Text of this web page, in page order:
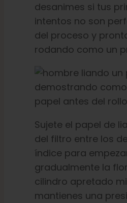
desanimes si tus
intentos no son
del proceso y
rodando como un
Sujete el papel de
del filtro entre los
índice para
gradualmente la
cilindro apretado
mantienes una